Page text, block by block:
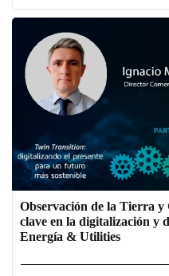
Observación de la Tierra y
clave en la digitalización y
Energía & Utilities